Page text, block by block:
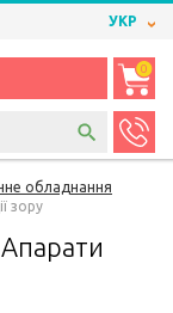
УКР
0
обладнання
зору